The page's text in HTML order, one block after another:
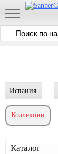
Испания
Коллекции
Каталог